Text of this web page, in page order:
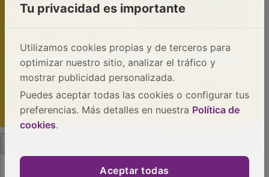
Tu privacidad es importante
Utilizamos cookies propias y de terceros para
optimizar nuestro sitio, analizar el tráfico y
mostrar publicidad personalizada.
Puedes aceptar todas las cookies o configurar tus
preferencias. Más detalles en nuestra Política de
cookies.
Aceptar todas